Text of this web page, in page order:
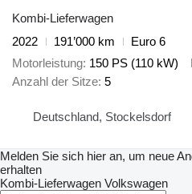
Kombi-Lieferwagen
2022
191’000 km
Euro 6
Motorleistung 150 PS (110 kW)
Anzahl der Sitze 5
Deutschland, Stockelsdorf
Melden Sie sich hier an, um neue
erhalten
Kombi-Lieferwagen Volkswagen